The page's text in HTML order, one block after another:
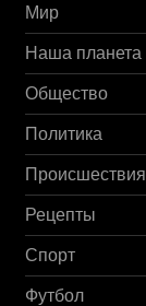
Мир
Наша планета
Общество
Политика
Происшествия
Рецепты
Спорт
Футбол